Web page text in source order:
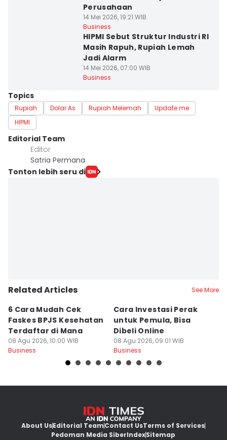
Perusahaan
14 Mei 2026, 19:21 WIB
Business
HIPMI Sebut Struktur Industri RI
Masih Rapuh, Rupiah Lemah
Jadi Alarm
14 Mei 2026, 07:00 WIB
Business
Topics
Rupiah Dolar As Rupiah Melemah
Update me
HIPMI
Editorial Team
Editor
Satria Permana
Tonton lebih seru di
Related Articles See More
6 Cara Mudah Cek
Faskes BPJS Kesehatan
Terdaftar di Mana
08 Agu 2026, 10:00 WIB
Business
Cara Investasi Perak
untuk Pemula, Bisa
Dibeli Online
08 Agu 2026, 09:01 WIB
Business
About UsEditorial TeamContact UsTerms of Services
Pedoman Media SiberIndexSitemap